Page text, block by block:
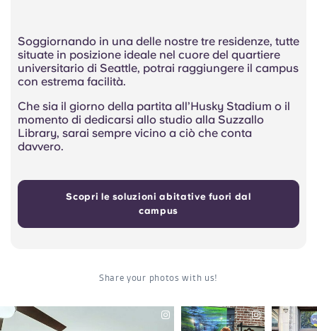
Soggiornando in una delle nostre tre residenze, tutte
situate in posizione ideale nel cuore del quartiere
universitario di Seattle, potrai raggiungere il campus
con estrema facilità.
Che sia il giorno della partita all’Husky Stadium o il
momento di dedicarsi allo studio alla Suzzallo
Library, sarai sempre vicino a ciò che conta
davvero.
Scopri le soluzioni abitative fuori dal
campus